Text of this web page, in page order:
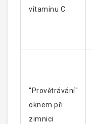
vitaminu C
"Provětrávání"
oknem při
zimnici